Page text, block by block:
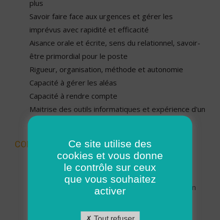
plus
Savoir faire face aux urgences et gérer les
imprévus avec rapidité et efficacité
Aisance orale et écrite, sens du relationnel, savoir-
être primordial pour le poste
Rigueur, organisation, méthode et autonomie
Capacité à gérer les aléas
Capacité à rendre compte
Maitrise des outils informatiques et expérience d'un
logiciel de planification
CONDITIONS
Temps plein
Rémunération selon la catégorie de la convention
l'accompagnement, des soins et des services à
Ce site utilise des
cookies et vous donne
le contrôle sur ceux
que vous souhaitez
activer